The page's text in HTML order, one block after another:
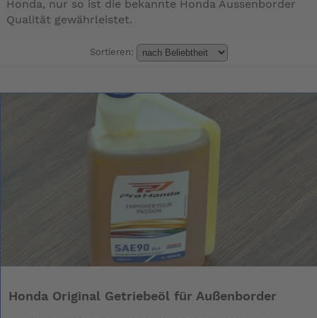
Honda, nur so ist die bekannte Honda Aussenborder
Qualität gewährleistet.
Sortieren:
Honda Original Getriebeöl für Außenborder